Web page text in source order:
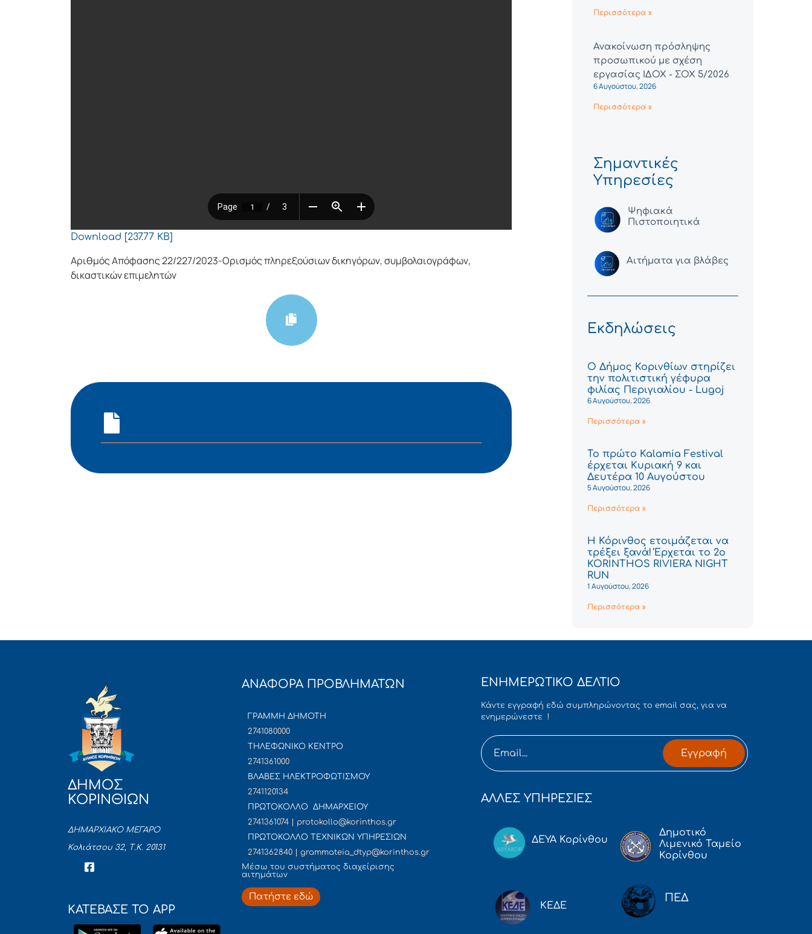
Download [237.77 KB]
Αριθμός Απόφασης 22/227/2023-Ορισμός πληρεξούσιων δικηγόρων, συμβολαιογράφων,
δικαστικών επιμελητών
Περισσότερα »
Ανακοίνωση πρόσληψης
προσωπικού με σχέση
εργασίας ΙΔΟΧ - ΣΟΧ 5/2026
6 Αυγούστου, 2026
Περισσότερα »
Σημαντικές
Υπηρεσίες
Ψηφιακά
Πιστοποιητικά
Αιτήματα για βλάβες
Εκδηλώσεις
Ο Δήμος Κορινθίων στηρίζει
την πολιτιστική γέφυρα
φιλίας Περιγιαλίου - Lugoj
6 Αυγούστου, 2026
Περισσότερα »
Το πρώτο Kalamia Festival
έρχεται Κυριακή 9 και
Δευτέρα 10 Αυγούστου
5 Αυγούστου, 2026
Περισσότερα »
Η Κόρινθος ετοιμάζεται να
τρέξει ξανά! Έρχεται το 2ο
KORINTHOS RIVIERA NIGHT
RUN
1 Αυγούστου, 2026
Περισσότερα »
ΔΗΜΟΣ
ΚΟΡΙΝΘΙΩΝ
ΔΗΜΑΡΧΙΑΚΟ ΜΕΓΑΡΟ
Κολιάτσου 32, Τ.Κ. 20131
ΚΑΤΕΒΑΣΕ ΤΟ APP
ΑΝΑΦΟΡΑ ΠΡΟΒΛΗΜΑΤΩΝ
ΓΡΑΜΜΗ ΔΗΜΟΤΗ
2741080000
ΤΗΛΕΦΩΝΙΚΟ ΚΕΝΤΡΟ
2741361000
ΒΛΑΒΕΣ ΗΛΕΚΤΡΟΦΩΤΙΣΜΟΥ
2741120134
ΠΡΩΤΟΚΟΛΛΟ ΔΗΜΑΡΧΕΙΟΥ
2741361074 | protokollo@korinthos.gr
ΠΡΩΤΟΚΟΛΛΟ ΤΕΧΝΙΚΩΝ ΥΠΗΡΕΣΙΩΝ
2741362840 | grammateia_dtyp@korinthos.gr
Mέσω του συστήματος διαχείρισης
αιτημάτων
Πατήστε εδώ
ΕΝΗΜΕΡΩΤΙΚΟ ΔΕΛΤΙΟ
Κάντε εγγραφή εδώ συμπληρώνοντας το email σας, για να
ενημερώνεστε !
Εγγραφή
ΑΛΛΕΣ ΥΠΗΡΕΣΙΕΣ
ΔΕΥΑ Κορίνθου
Δημοτικό
Λιμενικό Ταμείο
Κορίνθου
ΚΕΔΕ
ΠΕΔ